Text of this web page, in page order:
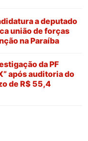
a deputado
união de forças
na Paraíba
da PF
após auditoria do
de R$ 55,4